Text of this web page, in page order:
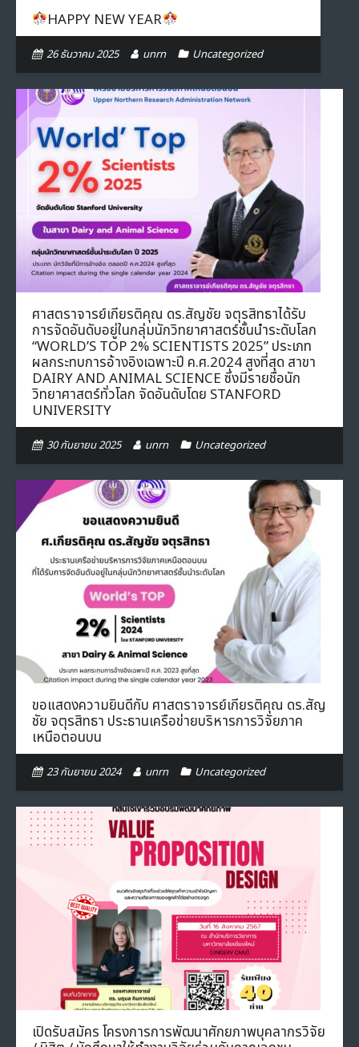
HAPPY NEW YEAR
26 ธันวาคม 2025 unrn Uncategorized
ศาสตราจารย์เกียรติคุณ ดร.สัญชัย จตุรสิทธาได้รับ
การจัดอันดับอยู่ในกลุ่มนักวิทยาศาสตร์ชั้นนำระดับโลก
“WORLD’S TOP 2% SCIENTISTS 2025” ประเภท
ผลกระทบการอ้างอิงเฉพาะปี ค.ศ.2024 สูงที่สุด สาขา
DAIRY AND ANIMAL SCIENCE ซึ่งมีรายชื่อนัก
วิทยาศาสตร์ทั่วโลก จัดอันดับโดย STANFORD
UNIVERSITY
30 กันยายน 2025 unrn Uncategorized
ขอแสดงความยินดีกับ ศาสตราจารย์เกียรติคุณ ดร.สัญ
ชัย จตุรสิทธา ประธานเครือข่ายบริหารการวิจัยภาค
เหนือตอนบน
23 กันยายน 2024 unrn Uncategorized
เปิดรับสมัคร โครงการการพัฒนาศักยภาพบุคลากรวิจัย